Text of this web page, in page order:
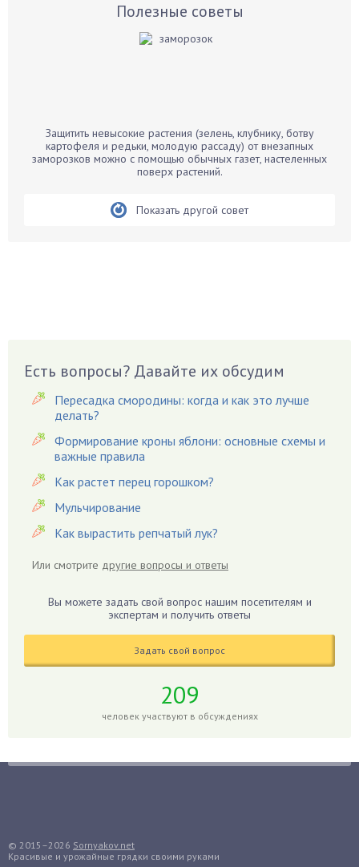
Бархатцы
Бегония
Вешенки
Виноград
Вредители
Гардения
Гацания
Гвоздики
Георгины
Гиацинт
Гладиолусы
Гранат
Грядки
Полезные советы
Защитить невысокие растения (зелень, клубнику, ботву
картофеля и редьки, молодую рассаду) от внезапных
заморозков можно с помощью обычных газет, настеленных
поверх растений.
Показать другой совет
Есть вопросы? Давайте их обсудим
Пересадка смородины: когда и как это лучше
делать?
Формирование кроны яблони: основные схемы и
важные правила
Как растет перец горошком?
Мульчирование
Как вырастить репчатый лук?
Или смотрите другие вопросы и ответы
Вы можете задать свой вопрос нашим посетителям и
экспертам и получить ответы
Задать свой вопрос
209
человек участвуют в обсуждениях
© 2015–2026 Sornyakov.net
Красивые и урожайные грядки своими руками